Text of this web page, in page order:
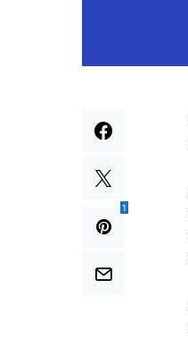
1